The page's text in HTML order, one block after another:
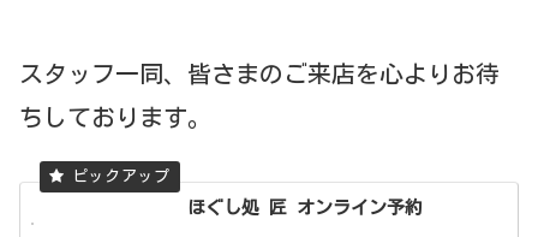
スタッフ一同、皆さまのご来店を心よりお待
ちしております。
ほぐし処 匠 オンライン予約